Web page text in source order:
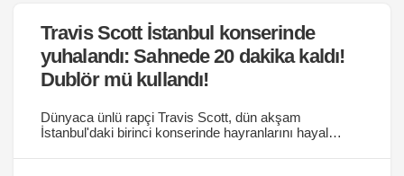
Travis Scott İstanbul konserinde
yuhalandı: Sahnede 20 dakika kaldı!
Dublör mü kullandı!
Dünyaca ünlü rapçi Travis Scott, dün akşam
İstanbul'daki birinci konserinde hayranlarını hayal
yalnızca 20 dakika performans sergileyen Scott